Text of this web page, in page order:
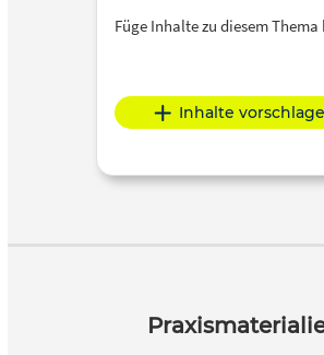
Füge Inhalte zu diesem
Inhalte